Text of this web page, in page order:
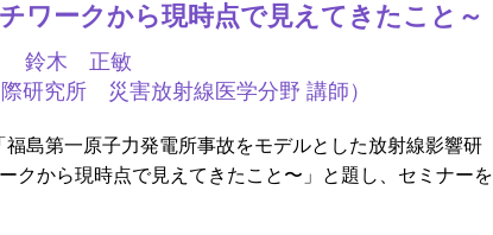
ワークから現時点で見えてきたこと～
鈴木 正敏
際研究所 災害放射線医学分野 講師）
島第一原子力発電所事故をモデルとした放射線影響研
クから現時点で見えてきたこと〜」と題し、セミナーを